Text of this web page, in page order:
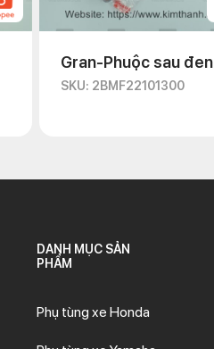
Gran-Phuộc sau đen
SKU: 2BMF22101300
DANH MỤC SẢN
PHẨM
Phụ tùng xe Honda